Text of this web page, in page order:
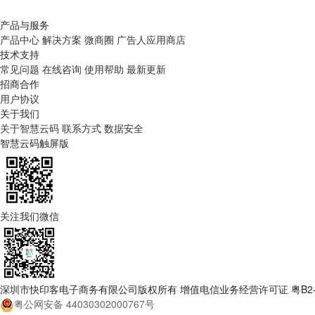
产品与服务
产品中心 解决方案 微商圈 广告人应用商店
技术支持
常见问题 在线咨询 使用帮助 最新更新
招商合作
用户协议
关于我们
关于智慧云码 联系方式 数据安全
智慧云码触屏版
关注我们微信
深圳市快印客电子商务有限公司版权所有 增值电信业务经营许可证 粤
粤公网安备 44030302000767号